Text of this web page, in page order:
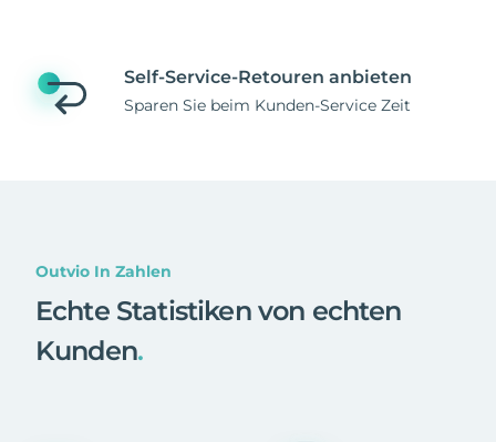
Self-Service-Retouren anbieten
Sparen Sie beim Kunden-Service Zeit
Outvio In Zahlen
Echte Statistiken von echten
Kunden.